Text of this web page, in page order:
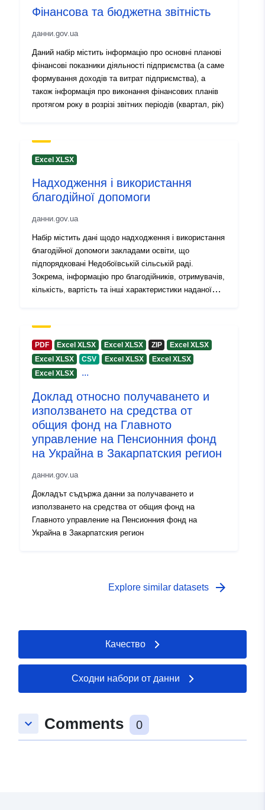
Информация за
версията:
1.0
Фінансова та бюджетна звітність
данни.gov.ua
Даний набір містить інформацію про основні планові
фінансові показники діяльності підприємства (а саме
формування доходів та витрат підприємства), а
також інформація про виконання фінансових планів
протягом року в розрізі звітних періодів (квартал, рік)
Excel XLSX
Надходження і використання
благодійної допомоги
данни.gov.ua
Набір містить дані щодо надходження і використання
благодійної допомоги закладами освіти, що
підпорядковані Недобоївській сільській раді.
Зокрема, інформацію про благодійників, отримувачів,
кількість, вартість та інші характеристики наданої
PDF Excel XLSX Excel XLSX ZIP
Excel XLSX
Excel XLSX
CSV Excel XLSX
Excel XLSX
Excel XLSX
...
Доклад относно получаването и
използването на средства от
общия фонд на Главното
управление на Пенсионния фонд
на Украйна в Закарпатския регион
данни.gov.ua
Докладът съдържа данни за получаването и
използването на средства от общия фонд на
Главното управление на Пенсионния фонд на
Украйна в Закарпатския регион
Explore similar datasets arrow_forward
Качество
Сходни набори от данни
keyboard_arrow_down Comments 0